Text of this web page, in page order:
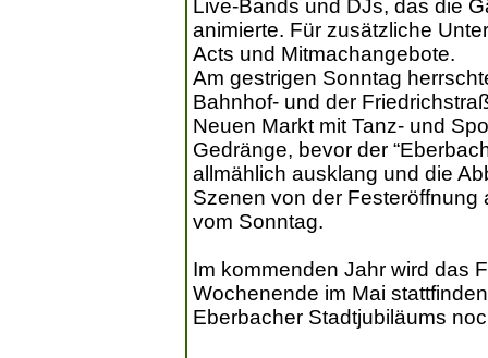
Live-Bands und DJs, das die
animierte. Für zusätzliche
Acts und Mitmachangebote.
Am gestrigen Sonntag
Bahnhof- und der
Neuen Markt mit Tanz- und
Gedränge, bevor der
allmählich ausklang und die
Szenen von der
vom Sonntag.
Im kommenden Jahr wird das
Wochenende im Mai
Eberbacher Stadtjubiläums